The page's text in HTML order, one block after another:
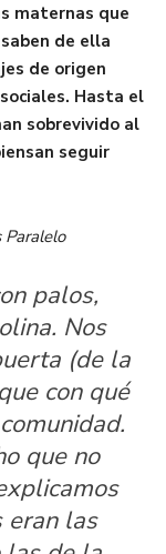
maternas que
de ella
de origen
Hasta el
sobrevivido al
seguir
Paralelo
palos,
Nos
(de la
con qué
que no
eran las